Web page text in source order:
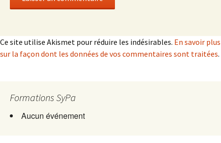
Ce site utilise Akismet pour réduire les indésirables. En savoir plus
sur la façon dont les données de vos commentaires sont traitées.
Formations SyPa
Aucun événement